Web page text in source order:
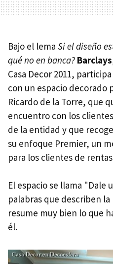
Bajo el lema Si el diseño
qué no en banca? Barclays
Casa Decor 2011,
con un espacio decorado
Ricardo de la Torre, que
encuentro con los
de la entidad y que
su enfoque Premier, un
para los clientes de
El espacio se llama "Dale
palabras que describen
resume muy bien lo que
él.